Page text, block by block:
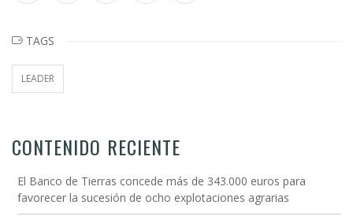
TAGS
LEADER
CONTENIDO RECIENTE
El Banco de Tierras concede más de 343.000 euros para
favorecer la sucesión de ocho explotaciones agrarias